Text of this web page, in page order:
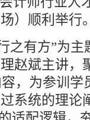
）顺利举行
之有方”为主
赵斌主讲，
，为参训学
系统的理论